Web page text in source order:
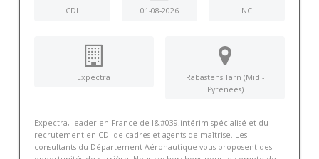
CDI 01-08-2026 NC
Expectra
Rabastens Tarn (Midi-
Pyrénées)
Expectra, leader en France de l&#039;intérim spécialisé et du
recrutement en CDI de cadres et agents de maîtrise. Les
consultants du Département Aéronautique vous proposent des